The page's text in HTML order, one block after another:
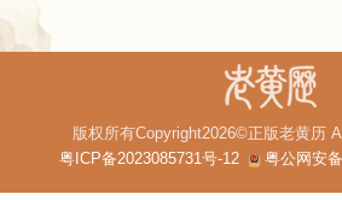
版权所有Copyright2026©正版老黄历
粤ICP备2023085731号-12
粤公网安